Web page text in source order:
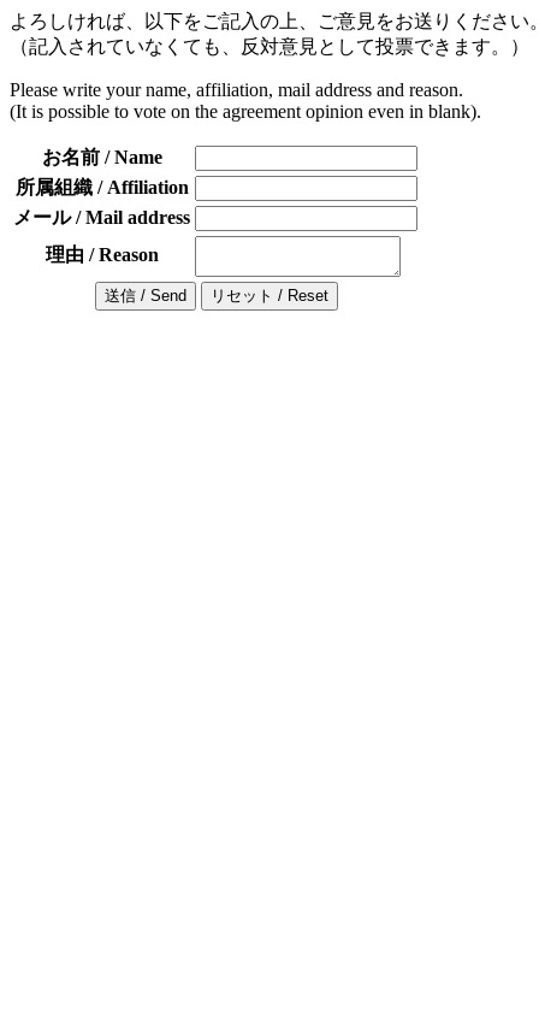
よろしければ、以下をご記入の上、ご意見をお送りください
（記入されていなくても、反対意見として投票できます。）
Please write your name, affiliation, mail address and reason.
(It is possible to vote on the agreement opinion even in blank).
お名前 / Name
所属組織 / Affiliation
メール / Mail address
理由 / Reason